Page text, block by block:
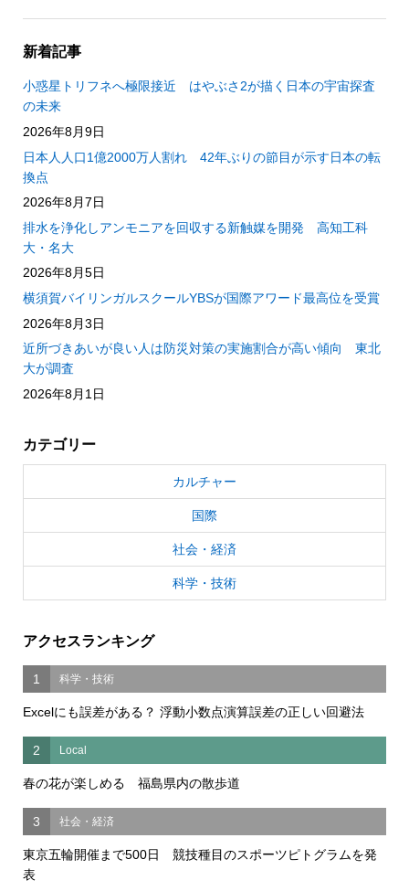
新着記事
小惑星トリフネへ極限接近 はやぶさ2が描く日本の宇宙探査
の未来
2026年8月9日
日本人人口1億2000万人割れ 42年ぶりの節目が示す日本の転
換点
2026年8月7日
排水を浄化しアンモニアを回収する新触媒を開発 高知工科
大・名大
2026年8月5日
横須賀バイリンガルスクールYBSが国際アワード最高位を受賞
2026年8月3日
近所づきあいが良い人は防災対策の実施割合が高い傾向 東北
大が調査
2026年8月1日
カテゴリー
カルチャー
国際
社会・経済
科学・技術
アクセスランキング
1 科学・技術
Excelにも誤差がある？ 浮動小数点演算誤差の正しい回避法
2 Local
春の花が楽しめる 福島県内の散歩道
3 社会・経済
東京五輪開催まで500日 競技種目のスポーツピトグラムを発
表